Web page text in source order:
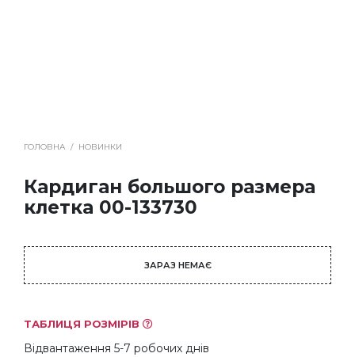
ГОЛОВНА / НОВИНКИ
Кардиган большого размера
клетка 00-133730
ЗАРАЗ НЕМАЄ
ТАБЛИЦЯ РОЗМІРІВ
Відвантаження 5-7 робочих днів